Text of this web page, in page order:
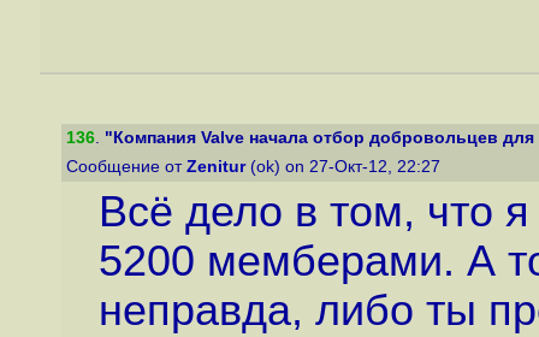
136. "Компания Valve начала отбор добровольцев для
Сообщение от Zenitur(ok) on 27-Окт-12, 22:27
Всё дело в том, что
5200 мемберами. А
неправда, либо ты